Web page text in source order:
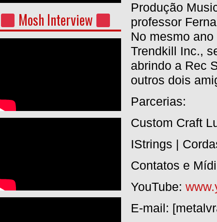
Mosh Interview
Produção
professor
No mesmo
Trendkill Inc.,
abrindo a Rec
outros dois
Parcerias:
Custom Craft
IStrings |
Contatos e
YouTube:
E-mail: